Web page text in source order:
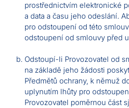
prostřednictvím elektronické
a data a času jeho odeslání.
pro odstoupení od této
odstoupení od smlouvy před
Odstoupí-li Provozovatel od
na základě jeho žádosti
Předmětů ochrany, k němuž
uplynutím lhůty pro
Provozovatel poměrnou část